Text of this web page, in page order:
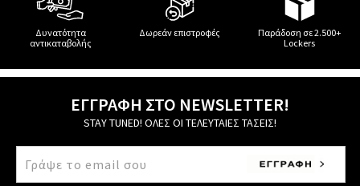
Δυνατότητα
αντικαταβολής
Δωρεάν επιστροφές
Παράδοση σε 2.500+
Lockers
ΕΓΓΡΑΦΗ ΣΤΟ NEWSLETTER!
STAY TUNED! ΟΛΕΣ ΟΙ ΤΕΛΕΥΤΑΙΕΣ ΤΑΣΕΙΣ!